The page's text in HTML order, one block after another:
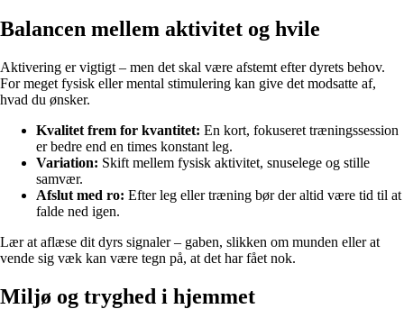
Balancen mellem aktivitet og hvile
Aktivering er vigtigt – men det skal være afstemt efter dyrets behov.
For meget fysisk eller mental stimulering kan give det modsatte af,
hvad du ønsker.
Kvalitet frem for kvantitet: En kort, fokuseret træningssession
er bedre end en times konstant leg.
Variation: Skift mellem fysisk aktivitet, snuselege og stille
samvær.
Afslut med ro: Efter leg eller træning bør der altid være tid til at
falde ned igen.
Lær at aflæse dit dyrs signaler – gaben, slikken om munden eller at
vende sig væk kan være tegn på, at det har fået nok.
Miljø og tryghed i hjemmet